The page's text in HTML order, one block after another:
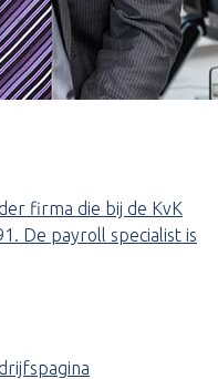
firma die bij de KvK
De payroll specialist is